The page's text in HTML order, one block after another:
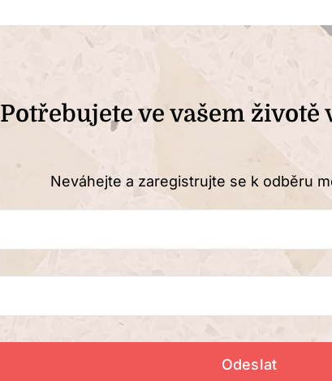
Potřebujete ve vašem
Neváhejte a zaregistrujte se k odběru